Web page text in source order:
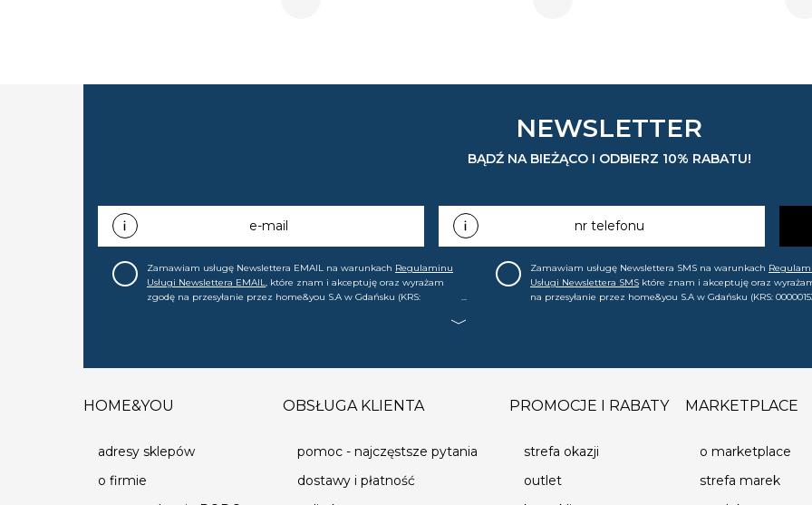
NEWSLETTER
BĄDŹ NA BIEŻĄCO I ODBIERZ 10% RABATU!
e-mail
Zamawiam usługę Newslettera EMAIL na warunkach Regulaminu
Usługi Newslettera EMAIL, które znam i akceptuję oraz wyrażam
zgodę na przesyłanie przez home&you S.A w Gdańsku (KRS:
nowościach, ofertach, promocjach, wyprzedażach). Wiem, że mogę tę
nr telefonu
Zamawiam usługę Newslettera SMS na warunkach
Usługi Newslettera SMS które znam i akceptuję oraz
na przesyłanie przez home&you S.A w Gdańsku (KRS:
promocjach, wyprzedażach). Wiem, że mogę tę zgodę w
HOME&YOU
adresy sklepów
o firmie
OBSŁUGA KLIENTA
pomoc - najczęstsze pytania
dostawy i płatność
PROMOCJE I RABATY
strefa okazji
outlet
MARKETPLACE
o marketplace
strefa marek